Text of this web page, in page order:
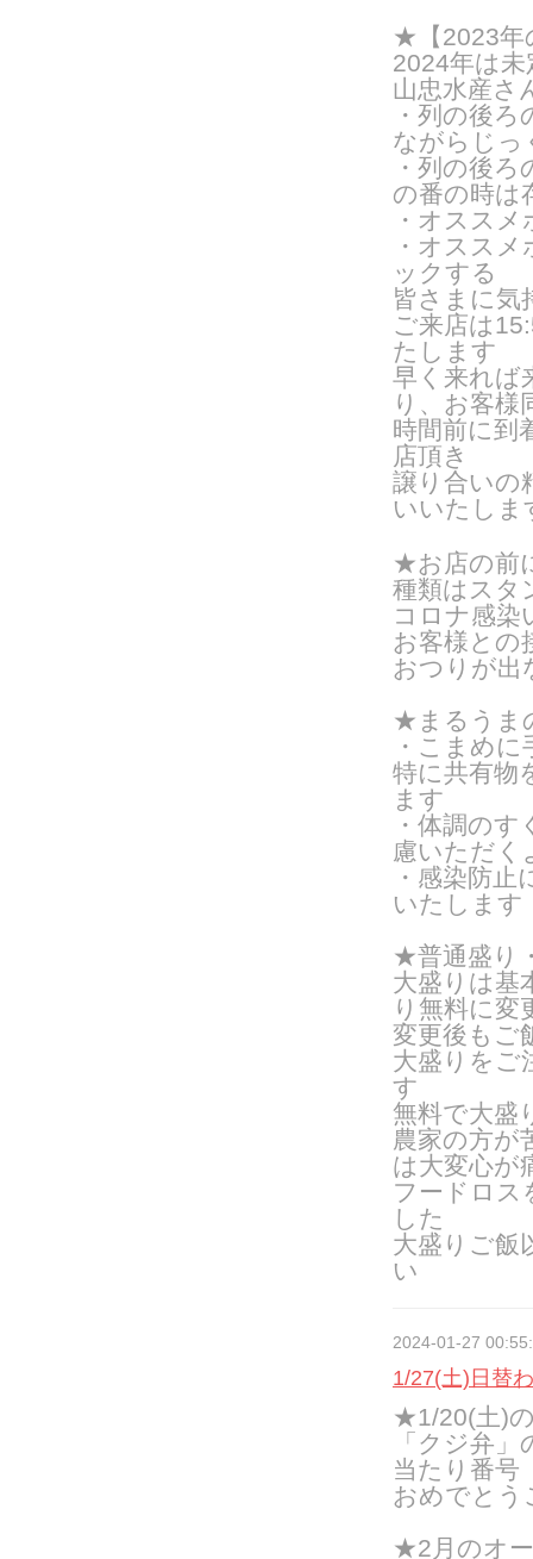
★【2023年
2024年は
山忠水産さ
・列の後
ながらじっ
・列の後
の番の時は
・オスス
・オスス
ックする
皆さまに気
ご来店は
たします
早く来れば
り、お客様
時間前に到
店頂き
譲り合いの
いいたしま
★お店の前
種類はスタ
コロナ感染
お客様との
おつりが出
★まるうま
・こまめ
特に共有物
ます
・体調の
慮いただく
・感染防
いたします
★普通盛り
大盛りは基
り無料に変
変更後もご
大盛りをご
す
無料で大盛
農家の方が
は大変心が
フードロス
した
大盛りご飯
い
2024-01-27
1/27(土)日替
★1/20(土)
「クジ弁」
当たり番号
おめでとう
★2月のオ